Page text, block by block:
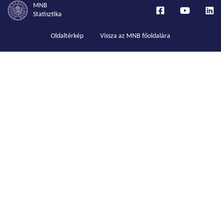
MNB
Statisztika
Oldaltérkép Vissza az MNB főoldalára